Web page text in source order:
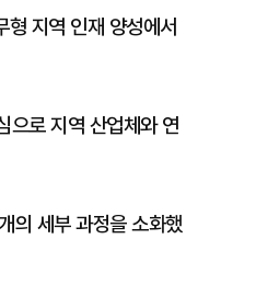
지역 인재 양성에서
으로 지역 산업체와 연
의 세부 과정을 소화했